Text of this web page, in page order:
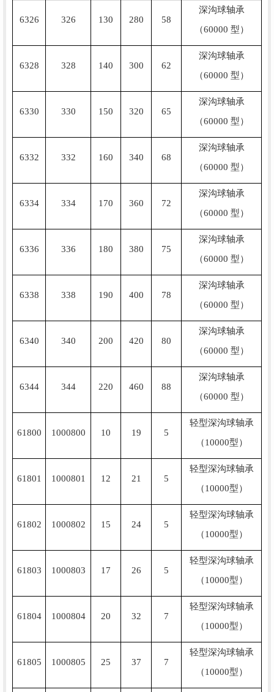
6326 326 130 280 58
深沟球轴承
（60000 型）
6328 328 140 300 62
深沟球轴承
（60000 型）
6330 330 150 320 65
深沟球轴承
（60000 型）
6332 332 160 340 68
深沟球轴承
（60000 型）
6334 334 170 360 72
深沟球轴承
（60000 型）
6336 336 180 380 75
深沟球轴承
（60000 型）
6338 338 190 400 78
深沟球轴承
（60000 型）
6340 340 200 420 80
深沟球轴承
（60000 型）
6344 344 220 460 88
深沟球轴承
（60000 型）
61800 1000800 10 19 5
轻型深沟球轴承
（10000型）
61801 1000801 12 21 5
轻型深沟球轴承
（10000型）
61802 1000802 15 24 5
轻型深沟球轴承
（10000型）
61803 1000803 17 26 5
轻型深沟球轴承
（10000型）
61804 1000804 20 32 7
轻型深沟球轴承
（10000型）
61805 1000805 25 37 7
轻型深沟球轴承
（10000型）